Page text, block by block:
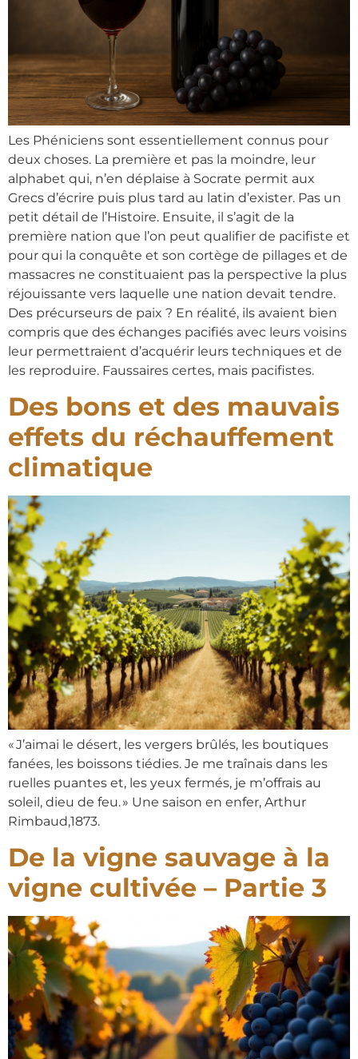
Les Phéniciens sont essentiellement connus pour
deux choses. La première et pas la moindre, leur
alphabet qui, n’en déplaise à Socrate permit aux
Grecs d’écrire puis plus tard au latin d’exister. Pas un
petit détail de l’Histoire. Ensuite, il s’agit de la
première nation que l’on peut qualifier de pacifiste et
pour qui la conquête et son cortège de pillages et de
massacres ne constituaient pas la perspective la plus
réjouissante vers laquelle une nation devait tendre.
Des précurseurs de paix ? En réalité, ils avaient bien
compris que des échanges pacifiés avec leurs voisins
leur permettraient d’acquérir leurs techniques et de
les reproduire. Faussaires certes, mais pacifistes.
Des bons et des mauvais
effets du réchauffement
climatique
« J’aimai le désert, les vergers brûlés, les boutiques
fanées, les boissons tiédies. Je me traînais dans les
ruelles puantes et, les yeux fermés, je m’offrais au
soleil, dieu de feu. » Une saison en enfer, Arthur
Rimbaud,1873.
De la vigne sauvage à la
vigne cultivée – Partie 3